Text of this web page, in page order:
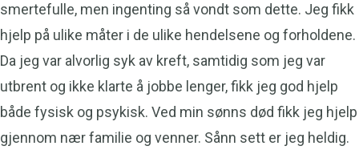
smertefulle, men ingenting så vondt som dette. Jeg fikk
hjelp på ulike måter i de ulike hendelsene og forholdene.
Da jeg var alvorlig syk av kreft, samtidig som jeg var
utbrent og ikke klarte å jobbe lenger, fikk jeg god hjelp
både fysisk og psykisk. Ved min sønns død fikk jeg hjelp
gjennom nær familie og venner. Sånn sett er jeg heldig.